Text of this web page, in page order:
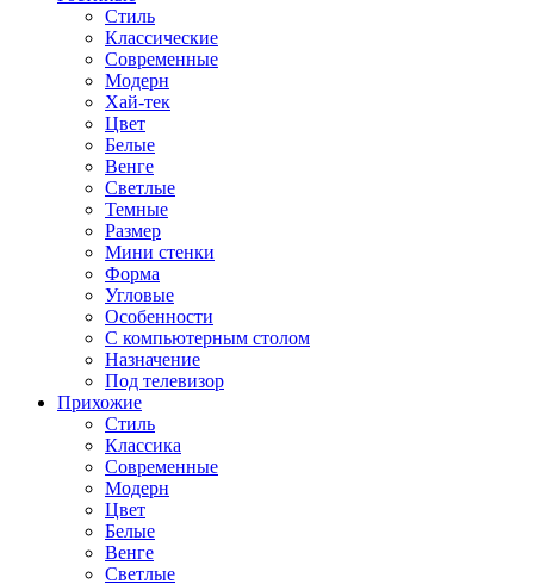
Стиль
Классические
Современные
Модерн
Хай-тек
Цвет
Белые
Венге
Светлые
Темные
Размер
Мини стенки
Форма
Угловые
Особенности
С компьютерным столом
Назначение
Под телевизор
Прихожие
Стиль
Классика
Современные
Модерн
Цвет
Белые
Венге
Светлые